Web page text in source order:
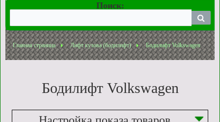
Поиск:
Главная страница Лифт кузова (бодилифт) Бодилифт Volkswagen
Бодилифт Volkswagen